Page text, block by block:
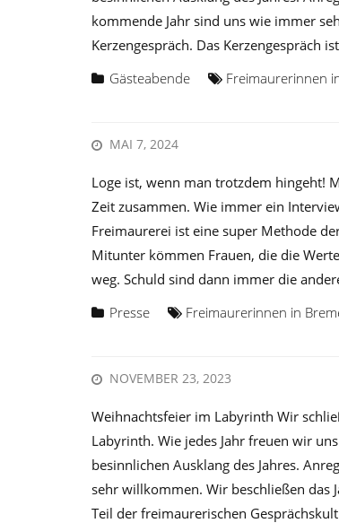
kommende Jahr sind uns wie immer
Kerzengespräch. Das Kerzengespräch
Gästeabende
Freimaurerinnen
MAI 7, 2024
Loge ist, wenn man trotzdem hingeht!
Zeit zusammen. Wie immer ein
Freimaurerei ist eine super Methode
Mitunter kömmen Frauen, die die
weg. Schuld sind dann immer die
Presse
Freimaurerinnen in
NOVEMBER 23, 2023
Weihnachtsfeier im Labyrinth Wir
Labyrinth. Wie jedes Jahr freuen wir
besinnlichen Ausklang des Jahres.
sehr willkommen. Wir beschließen das
Teil der freimaurerischen Gesprächskult